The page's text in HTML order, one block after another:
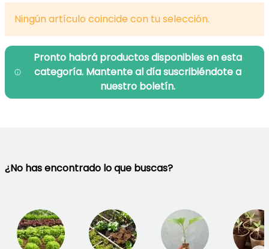
Ningún artículo coincide con tu selección.
Pronto habrá productos disponibles en esta
categoría. Mantente al día suscribiéndote a
nuestro boletín.
¿No has encontrado lo que buscas?